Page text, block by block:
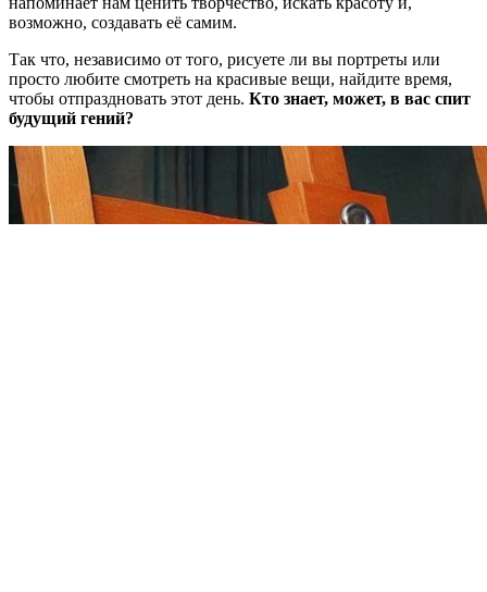
возможно, создавать её самим.
Так что, независимо от того, рисуете ли вы портреты или
просто любите смотреть на красивые вещи, найдите время,
чтобы отпраздновать этот день. Кто знает, может, в вас спит
будущий гений?